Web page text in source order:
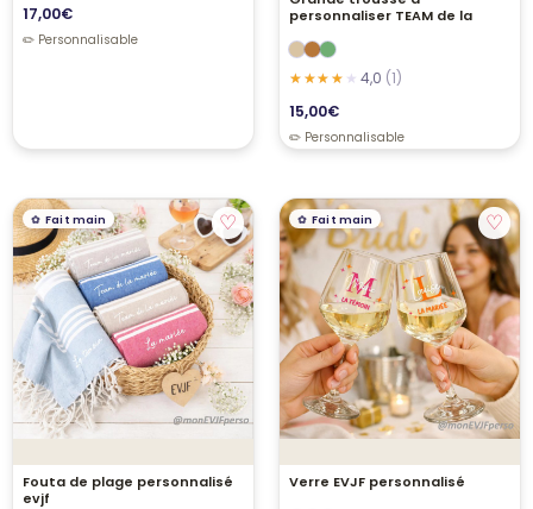
17,00€
personnaliser TEAM de la
4,0 (1)
15,00€
Fait main ♡
Fouta de plage personnalisé
evjf
Fait main ♡
Verre EVJF personnalisé